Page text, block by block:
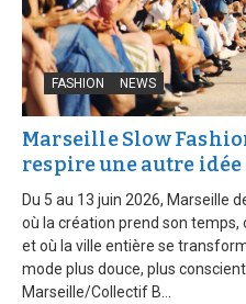
FASHION NEWS
Marseille Slow
respire une autre idée
Du 5 au 13 juin 2026, Marseille
où la création prend son
et où la ville entière se
mode plus douce, plus
Marseille/Collectif B...